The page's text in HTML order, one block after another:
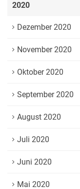
2020
Dezember 2020
November 2020
Oktober 2020
September 2020
August 2020
Juli 2020
Juni 2020
Mai 2020